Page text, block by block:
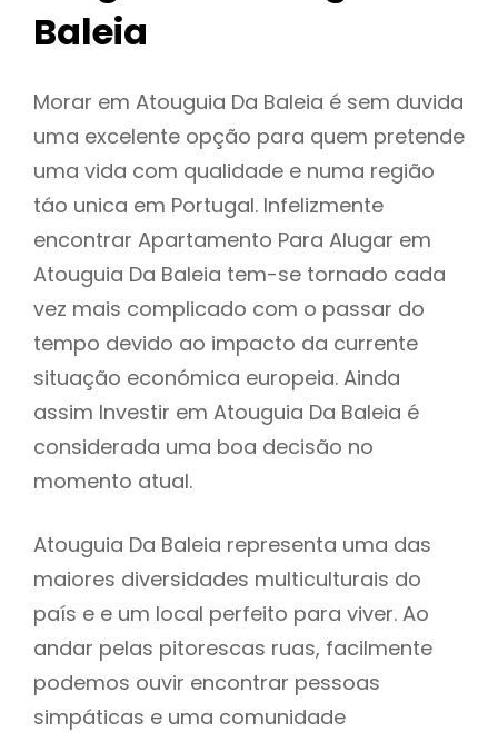
Baleia
Morar em Atouguia Da Baleia é sem duvida
uma excelente opção para quem pretende
uma vida com qualidade e numa região
táo unica em Portugal. Infelizmente
encontrar Apartamento Para Alugar em
Atouguia Da Baleia tem-se tornado cada
vez mais complicado com o passar do
tempo devido ao impacto da currente
situação económica europeia. Ainda
assim Investir em Atouguia Da Baleia é
considerada uma boa decisão no
momento atual.
Atouguia Da Baleia representa uma das
maiores diversidades multiculturais do
país e e um local perfeito para viver. Ao
andar pelas pitorescas ruas, facilmente
podemos ouvir encontrar pessoas
simpáticas e uma comunidade